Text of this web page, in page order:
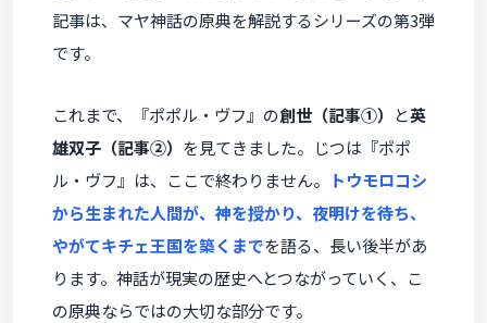
記事は、マヤ神話の原典を解説するシリーズの第3弾
です。
これまで、『ポポル・ヴフ』の創世（記事①） と英
雄双子（記事②） を見てきました。じつは『ポポ
ル・ヴフ』は、ここで終わりません。
トウモロコシ
から生まれた人間が、神を授かり、夜明けを待ち、
やがてキチェ王国を築くまでを語る、長い後半があ
ります。神話が現実の歴史へとつながっていく、こ
の原典ならではの大切な部分です。